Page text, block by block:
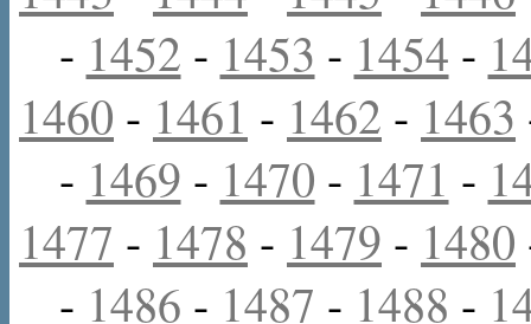
- 1452 - 1453 - 1454 -
1460 - 1461 - 1462 - 1463
- 1469 - 1470 - 1471 -
1477 - 1478 - 1479 - 1480
- 1486 - 1487 - 1488 -